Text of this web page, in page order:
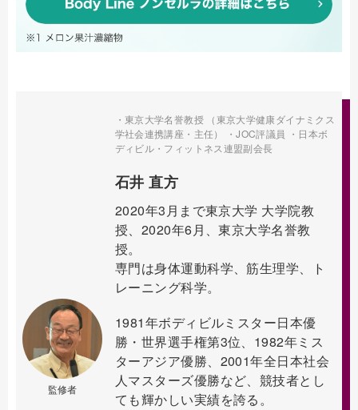
監修者
・東京大学名誉教授 （東京大学健康ダイナミクス
学社会連携講座・主任） ・JOC評議員 ・日本ボ
ディビル・フィットネス連盟副会長
石井 直方
2020年3月まで東京大学 大学院教
授、2020年6月、東京大学名誉教
授。
専門は身体運動科学、筋生理学、ト
レーニング科学。
1981年ボディビルミスター日本優
勝・世界選手権第3位、1982年ミス
ターアジア優勝、2001年全日本社会
人マスターズ優勝など、競技者とし
ても輝かしい実績を誇る。